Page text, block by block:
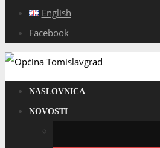
English
Facebook
NASLOVNICA
NOVOSTI